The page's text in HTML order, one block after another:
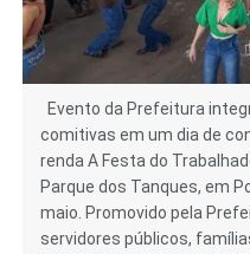
Evento da Prefeitura
comitivas em um dia de
renda A Festa do
Parque dos Tanques, em
maio. Promovido pela
servidores públicos,